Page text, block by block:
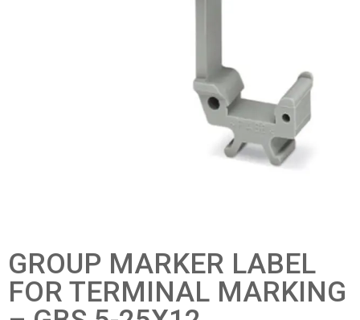
GROUP MARKER LABEL
FOR TERMINAL MARKING